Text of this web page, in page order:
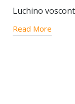
Luchino
Read More